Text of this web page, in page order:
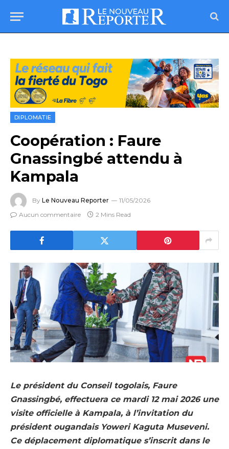
DIPLOMATIE
Coopération : Faure
Gnassingbé attendu à
Kampala
By Le Nouveau Reporter
11/05/2026
Aucun commentaire
2 Mins Read
Le président du Conseil togolais, Faure
Gnassingbé, effectuera ce mardi 12 mai 2026 une
visite officielle à Kampala, à l’invitation du
président ougandais Yoweri Kaguta Museveni.
Ce déplacement diplomatique s’inscrit dans le